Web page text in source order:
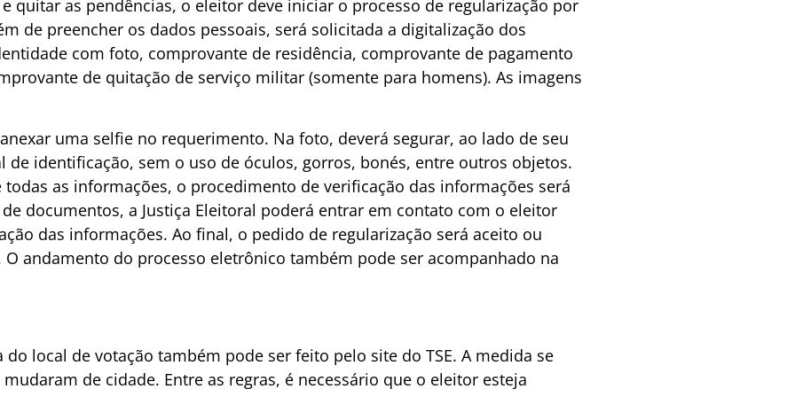
quitar as pendências, o eleitor deve iniciar o processo de regularização por
de preencher os dados pessoais, será solicitada a digitalização dos
com foto, comprovante de residência, comprovante de pagamento
de quitação de serviço militar (somente para homens). As imagens
uma selfie no requerimento. Na foto, deverá segurar, ao lado de seu
identificação, sem o uso de óculos, gorros, bonés, entre outros objetos.
as informações, o procedimento de verificação das informações será
documentos, a Justiça Eleitoral poderá entrar em contato com o eleitor
das informações. Ao final, o pedido de regularização será aceito ou
andamento do processo eletrônico também pode ser acompanhado na
local de votação também pode ser feito pelo site do TSE. A medida se
de cidade. Entre as regras, é necessário que o eleitor esteja